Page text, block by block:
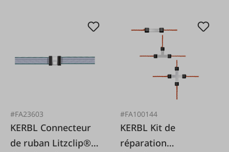
#FA23603
KERBL Connecteur
de ruban Litzclip®,
#FA100144
KERBL Kit de
réparation